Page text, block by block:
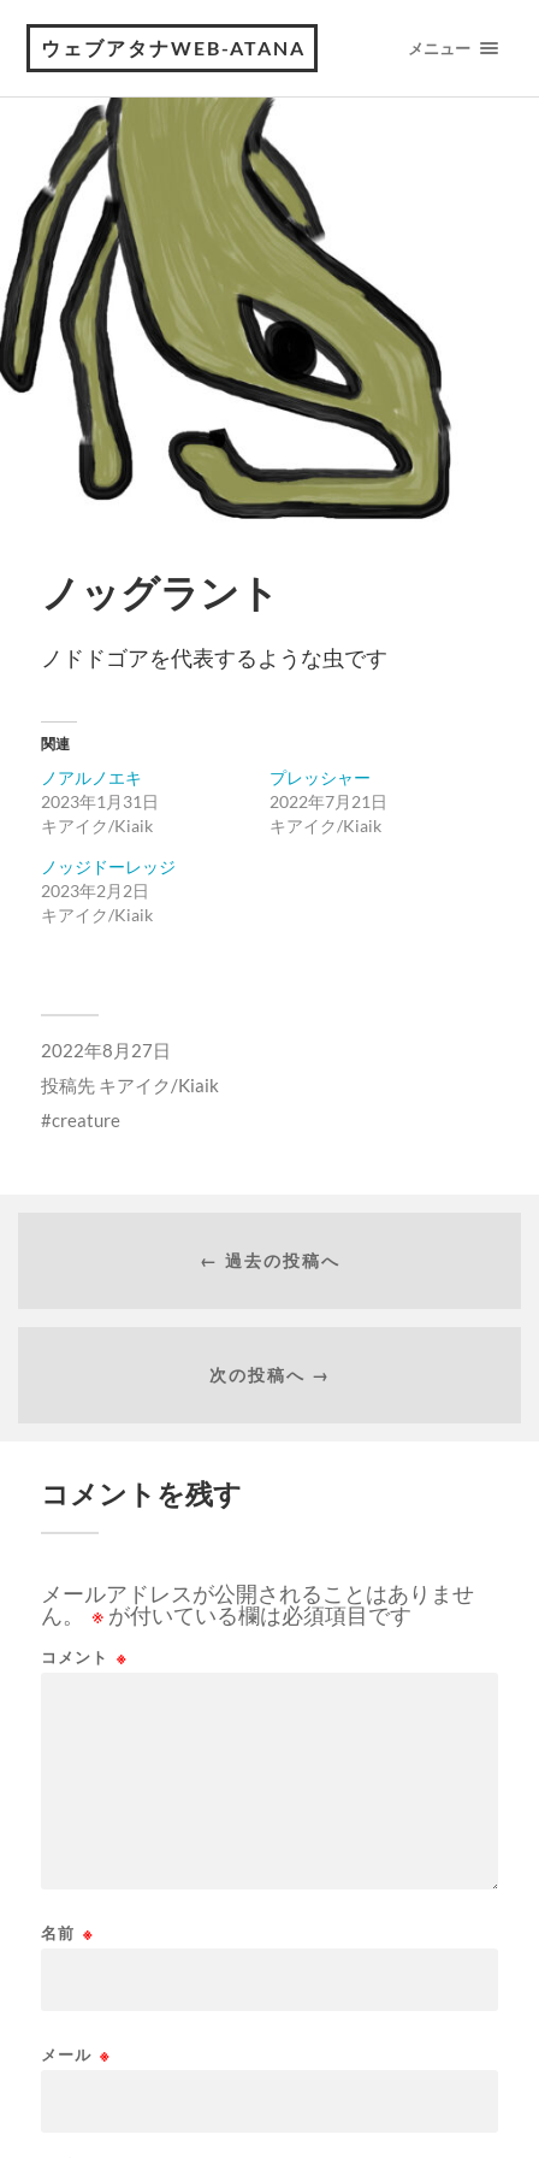
ウェブアタナWEB-ATANA メニュー
ノッグラント
ノドドゴアを代表するような虫です
関連
ノアルノエキ
2023年1月31日
キアイク/Kiaik
プレッシャー
2022年7月21日
キアイク/Kiaik
ノッジドーレッジ
2023年2月2日
キアイク/Kiaik
2022年8月27日
投稿先 キアイク/Kiaik
creature
← 過去の投稿へ
次の投稿へ →
コメントを残す
メールアドレスが公開されることはありませ
ん。
※ が付いている欄は必須項目です
コメント ※
名前 ※
メール ※